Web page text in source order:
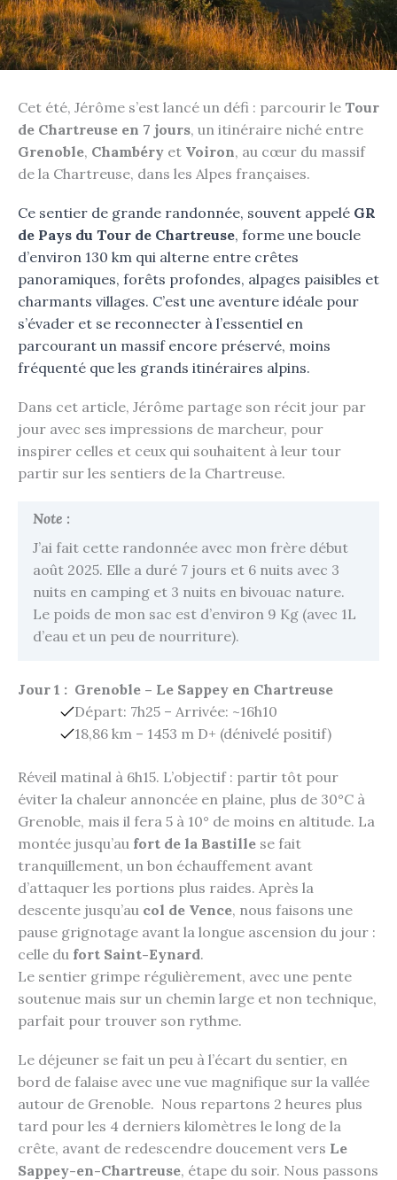
Cet été, Jérôme s’est lancé un défi : parcourir le Tour
de Chartreuse en 7 jours, un itinéraire niché entre
Grenoble, Chambéry et Voiron, au cœur du massif
de la Chartreuse, dans les Alpes françaises.
Ce sentier de grande randonnée, souvent appelé GR
de Pays du Tour de Chartreuse, forme une boucle
d’environ 130 km qui alterne entre crêtes
panoramiques, forêts profondes, alpages paisibles et
charmants villages. C’est une aventure idéale pour
s’évader et se reconnecter à l’essentiel en
parcourant un massif encore préservé, moins
fréquenté que les grands itinéraires alpins.
Dans cet article, Jérôme partage son récit jour par
jour avec ses impressions de marcheur, pour
inspirer celles et ceux qui souhaitent à leur tour
partir sur les sentiers de la Chartreuse.
Note :
J’ai fait cette randonnée avec mon frère début
août 2025. Elle a duré 7 jours et 6 nuits avec 3
nuits en camping et 3 nuits en bivouac nature.
Le poids de mon sac est d’environ 9 Kg (avec 1L
d’eau et un peu de nourriture).
Jour 1 : Grenoble – Le Sappey en Chartreuse
Départ: 7h25 – Arrivée: ~16h10
18,86 km – 1453 m D+ (dénivelé positif)
Réveil matinal à 6h15. L’objectif : partir tôt pour
éviter la chaleur annoncée en plaine, plus de 30°C à
Grenoble, mais il fera 5 à 10° de moins en altitude. La
montée jusqu’au fort de la Bastille se fait
tranquillement, un bon échauffement avant
d’attaquer les portions plus raides. Après la
descente jusqu’au col de Vence, nous faisons une
pause grignotage avant la longue ascension du jour :
celle du fort Saint-Eynard.
Le sentier grimpe régulièrement, avec une pente
soutenue mais sur un chemin large et non technique,
parfait pour trouver son rythme.
Le déjeuner se fait un peu à l’écart du sentier, en
bord de falaise avec une vue magnifique sur la vallée
autour de Grenoble. Nous repartons 2 heures plus
tard pour les 4 derniers kilomètres le long de la
crête, avant de redescendre doucement vers Le
Sappey-en-Chartreuse, étape du soir. Nous passons